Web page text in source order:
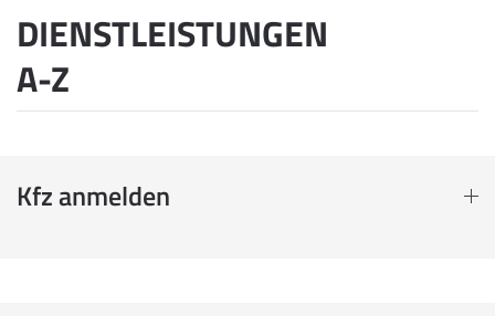
DIENSTLEISTUNGEN
A-Z
Kfz anmelden